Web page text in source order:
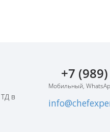
в
+7
Мобильный,